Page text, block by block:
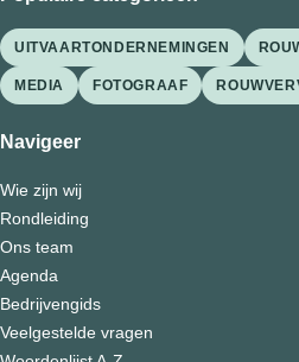
UITVAARTONDERNEMINGEN
MEDIA FOTOGRAAF
Navigeer
Wie zijn wij
Rondleiding
Ons team
Agenda
Bedrijvengids
Veelgestelde vragen